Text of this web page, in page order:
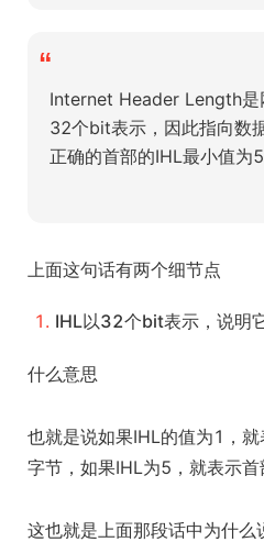
“
Internet Header Length是
32个bit表示，因此指向数
正确的首部的IHL最小值为5
上面这句话有两个细节点
IHL以32个bit表示，说明
什么意思
也就是说如果IHL的值为1，
字节，如果IHL为5，就表示
这也就是上面那段话中为什